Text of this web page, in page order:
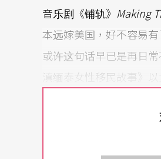
音乐剧《铺轨》 Making
本远嫁美国，好不容易
或许这句话早已是再日
滇缅泰女性移民故事》
这段旋律，仿佛在前述
体记忆。更重要的是，
族、以姓氏、以血脉、